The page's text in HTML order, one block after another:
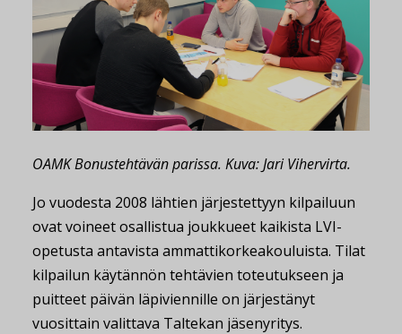
OAMK Bonustehtävän parissa. Kuva: Jari Vihervirta.
Jo vuodesta 2008 lähtien järjestettyyn kilpailuun
ovat voineet osallistua joukkueet kaikista LVI-
opetusta antavista ammattikorkeakouluista. Tilat
kilpailun käytännön tehtävien toteutukseen ja
puitteet päivän läpiviennille on järjestänyt
vuosittain valittava Taltekan jäsenyritys.